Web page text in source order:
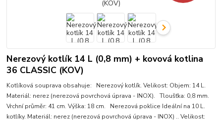
Nerezový kotlík 14 L (0,8 mm) + kovová kotlina
36 CLASSIC (KOV)
Kotlíková souprava obsahuje: Nerezový kotlík. Velikost: Objem: 14 L.
Materiál: nerez (nerezová povrchová úprava - INOX). Tloušťka: 0,8 mm.
Vrchní průměr: 41 cm. Výška: 18 cm. Nerezová poklice Ideální na 10 L.
kotlíky. Materiál: nerez (nerezová povrchová úprava - INOX) .. Velikost: